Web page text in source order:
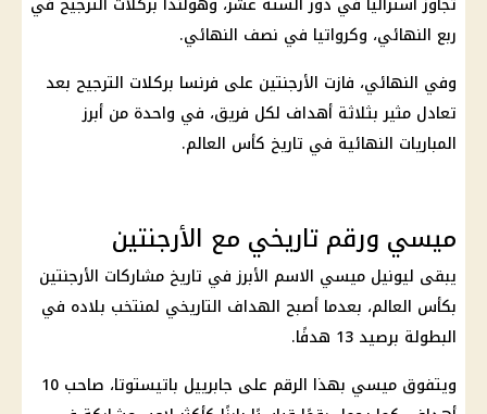
ربع النهائي، وكرواتيا في نصف النهائي.
وفي النهائي، فازت الأرجنتين على فرنسا بركلات الترجيح بعد
تعادل مثير بثلاثة أهداف لكل فريق، في واحدة من أبرز
المباريات النهائية في تاريخ كأس العالم.
ميسي ورقم تاريخي مع الأرجنتين
يبقى ليونيل ميسي الاسم الأبرز في تاريخ مشاركات الأرجنتين
بكأس العالم، بعدما أصبح الهداف التاريخي لمنتخب بلاده في
البطولة برصيد 13 هدفًا.
ويتفوق ميسي بهذا الرقم على جابرييل باتيستوتا، صاحب 10